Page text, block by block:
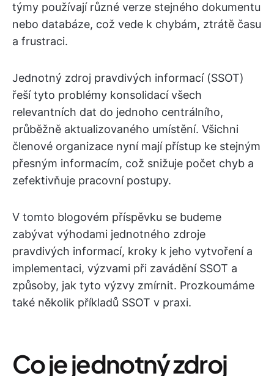
týmy používají různé verze stejného dokumentu
nebo databáze, což vede k chybám, ztrátě času
a frustraci.
Jednotný zdroj pravdivých informací (SSOT)
řeší tyto problémy konsolidací všech
relevantních dat do jednoho centrálního,
průběžně aktualizovaného umístění. Všichni
členové organizace nyní mají přístup ke stejným
přesným informacím, což snižuje počet chyb a
zefektivňuje pracovní postupy.
V tomto blogovém příspěvku se budeme
zabývat výhodami jednotného zdroje
pravdivých informací, kroky k jeho vytvoření a
implementaci, výzvami při zavádění SSOT a
způsoby, jak tyto výzvy zmírnit. Prozkoumáme
také několik příkladů SSOT v praxi.
Co je jednotný zdroj